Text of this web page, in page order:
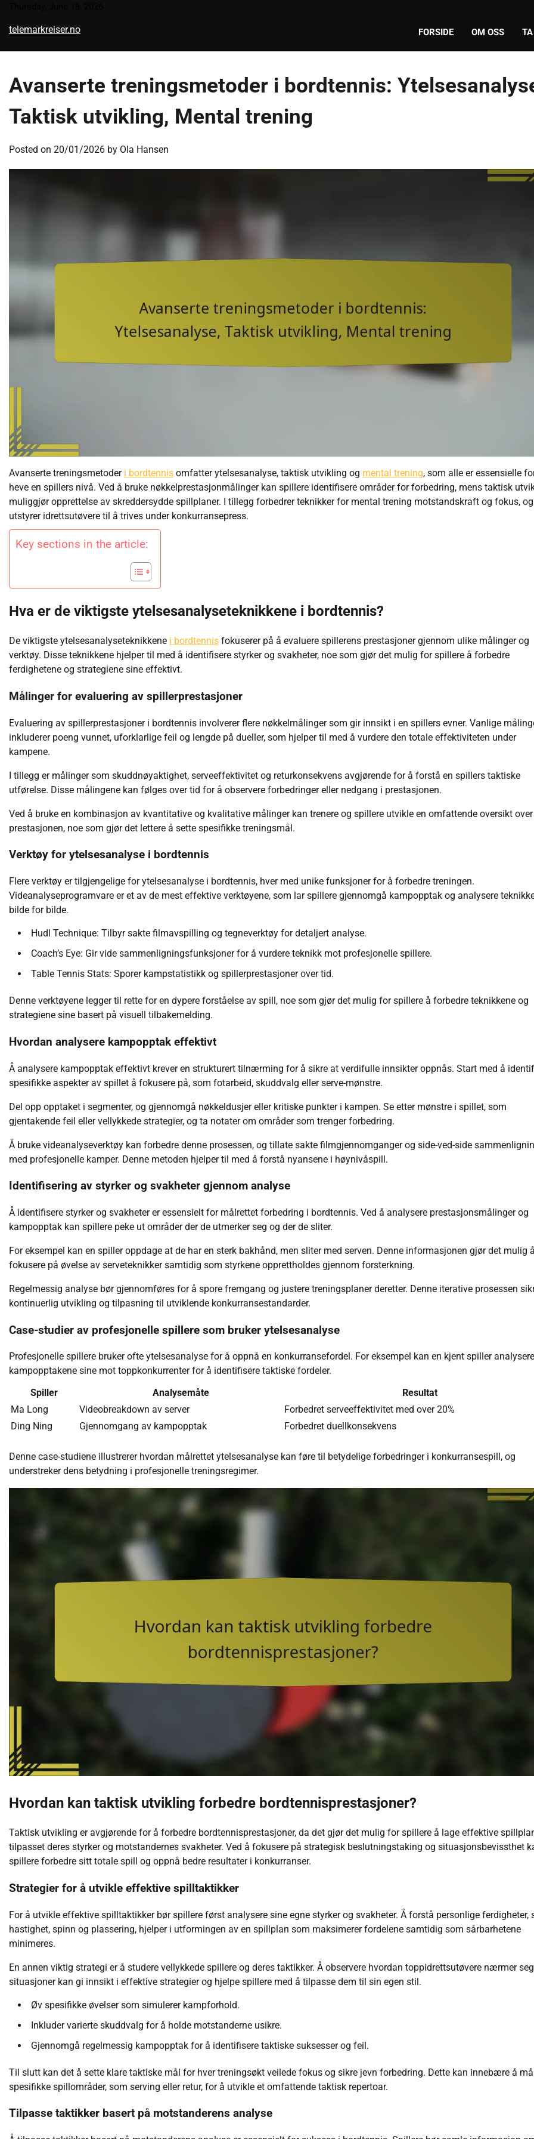
content
telemarkreiser.no FORSIDE OM OSS
Avanserte treningsmetoder i bordtennis:
Taktisk utvikling, Mental trening
Posted on 20/01/2026 by Ola Hansen
Avanserte treningsmetoder i bordtennis omfatter ytelsesanalyse, taktisk utvikling og mental trening, som alle er essensielle
heve en spillers nivå. Ved å bruke nøkkelprestasjonmålinger kan spillere identifisere områder for forbedring, mens taktisk
muliggjør opprettelse av skreddersydde spillplaner. I tillegg forbedrer teknikker for mental trening motstandskraft og fokus, og
utstyrer idrettsutøvere til å trives under konkurransepress.
Key sections in the article:
Hva er de viktigste ytelsesanalyseteknikkene i bordtennis?
De viktigste ytelsesanalyseteknikkene i bordtennis fokuserer på å evaluere spillerens prestasjoner gjennom ulike målinger og
verktøy. Disse teknikkene hjelper til med å identifisere styrker og svakheter, noe som gjør det mulig for spillere å forbedre
ferdighetene og strategiene sine effektivt.
Målinger for evaluering av spillerprestasjoner
Evaluering av spillerprestasjoner i bordtennis involverer flere nøkkelmålinger som gir innsikt i en spillers evner. Vanlige
inkluderer poeng vunnet, uforklarlige feil og lengde på dueller, som hjelper til med å vurdere den totale effektiviteten under
kampene.
I tillegg er målinger som skuddnøyaktighet, serveeffektivitet og returkonsekvens avgjørende for å forstå en spillers taktiske
utførelse. Disse målingene kan følges over tid for å observere forbedringer eller nedgang i prestasjonen.
Ved å bruke en kombinasjon av kvantitative og kvalitative målinger kan trenere og spillere utvikle en omfattende oversikt over
prestasjonen, noe som gjør det lettere å sette spesifikke treningsmål.
Verktøy for ytelsesanalyse i bordtennis
Flere verktøy er tilgjengelige for ytelsesanalyse i bordtennis, hver med unike funksjoner for å forbedre treningen.
Videanalyseprogramvare er et av de mest effektive verktøyene, som lar spillere gjennomgå kampopptak og analysere
bilde for bilde.
Hudl Technique: Tilbyr sakte filmavspilling og tegneverktøy for detaljert analyse.
Coach’s Eye: Gir vide sammenligningsfunksjoner for å vurdere teknikk mot profesjonelle spillere.
Table Tennis Stats: Sporer kampstatistikk og spillerprestasjoner over tid.
Denne verktøyene legger til rette for en dypere forståelse av spill, noe som gjør det mulig for spillere å forbedre teknikkene og
strategiene sine basert på visuell tilbakemelding.
Hvordan analysere kampopptak effektivt
Å analysere kampopptak effektivt krever en strukturert tilnærming for å sikre at verdifulle innsikter oppnås. Start med å
spesifikke aspekter av spillet å fokusere på, som fotarbeid, skuddvalg eller serve-mønstre.
Del opp opptaket i segmenter, og gjennomgå nøkkeldusjer eller kritiske punkter i kampen. Se etter mønstre i spillet, som
gjentakende feil eller vellykkede strategier, og ta notater om områder som trenger forbedring.
Å bruke videanalyseverktøy kan forbedre denne prosessen, og tillate sakte filmgjennomganger og side-ved-side
med profesjonelle kamper. Denne metoden hjelper til med å forstå nyansene i høynivåspill.
Identifisering av styrker og svakheter gjennom analyse
Å identifisere styrker og svakheter er essensielt for målrettet forbedring i bordtennis. Ved å analysere prestasjonsmålinger og
kampopptak kan spillere peke ut områder der de utmerker seg og der de sliter.
For eksempel kan en spiller oppdage at de har en sterk bakhånd, men sliter med serven. Denne informasjonen gjør det mulig
fokusere på øvelse av serveteknikker samtidig som styrkene opprettholdes gjennom forsterkning.
Regelmessig analyse bør gjennomføres for å spore fremgang og justere treningsplaner deretter. Denne iterative prosessen
kontinuerlig utvikling og tilpasning til utviklende konkurransestandarder.
Case-studier av profesjonelle spillere som bruker ytelsesanalyse
Profesjonelle spillere bruker ofte ytelsesanalyse for å oppnå en konkurransefordel. For eksempel kan en kjent spiller analysere
kampopptakene sine mot toppkonkurrenter for å identifisere taktiske fordeler.
Spiller
Analysemåte
Resultat
Ma Long
Videobreakdown av server
Forbedret serveeffektivitet med over 20%
Ding Ning
Gjennomgang av kampopptak Forbedret duellkonsekvens
Denne case-studiene illustrerer hvordan målrettet ytelsesanalyse kan føre til betydelige forbedringer i konkurransespill, og
understreker dens betydning i profesjonelle treningsregimer.
Hvordan kan taktisk utvikling forbedre bordtennisprestasjoner?
Taktisk utvikling er avgjørende for å forbedre bordtennisprestasjoner, da det gjør det mulig for spillere å lage effektive
tilpasset deres styrker og motstandernes svakheter. Ved å fokusere på strategisk beslutningstaking og situasjonsbevissthet
spillere forbedre sitt totale spill og oppnå bedre resultater i konkurranser.
Strategier for å utvikle effektive spilltaktikker
For å utvikle effektive spilltaktikker bør spillere først analysere sine egne styrker og svakheter. Å forstå personlige ferdigheter,
hastighet, spinn og plassering, hjelper i utformingen av en spillplan som maksimerer fordelene samtidig som sårbarhetene
minimeres.
En annen viktig strategi er å studere vellykkede spillere og deres taktikker. Å observere hvordan toppidrettsutøvere nærmer
situasjoner kan gi innsikt i effektive strategier og hjelpe spillere med å tilpasse dem til sin egen stil.
Øv spesifikke øvelser som simulerer kampforhold.
Inkluder varierte skuddvalg for å holde motstanderne usikre.
Gjennomgå regelmessig kampopptak for å identifisere taktiske suksesser og feil.
Til slutt kan det å sette klare taktiske mål for hver treningsøkt veilede fokus og sikre jevn forbedring. Dette kan innebære å
spesifikke spillområder, som serving eller retur, for å utvikle et omfattende taktisk repertoar.
Tilpasse taktikker basert på motstanderens analyse